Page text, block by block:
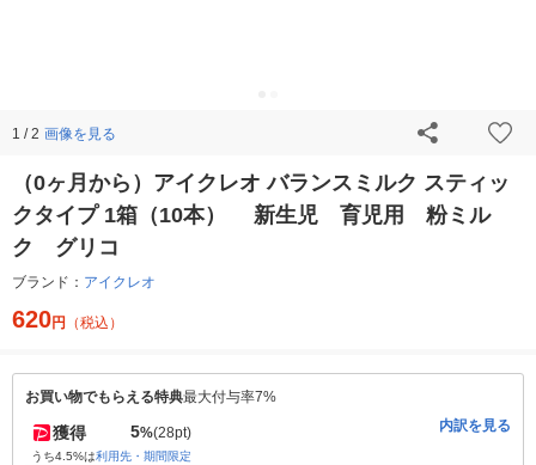
1 / 2 画像を見る
（0ヶ月から）アイクレオ バランスミルク スティッ
クタイプ 1箱（10本） 新生児 育児用 粉ミル
ク グリコ
ブランド： アイクレオ
620円 （税込）
お買い物でもらえる特典最大付与率7%
獲得 5%(28pt)
うち4.5%は利用先・期間限定
内訳を見る